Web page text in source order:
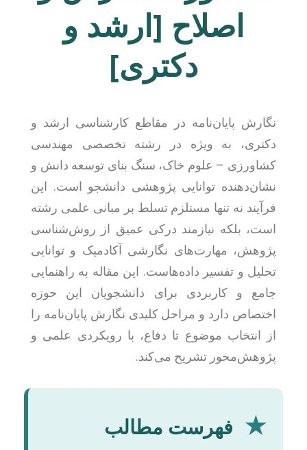
اصلاح [ارشد و
دکتری]
نگارش پایان‌نامه در مقاطع کارشناسی ارشد و
دکتری، به ویژه در رشته تخصصی مهندسی
کشاورزی – علوم خاک، سنگ بنای توسعه دانش و
نشان‌دهنده توانایی پژوهشی دانشجو است. این
فرآیند نه تنها مستلزم تسلط بر مبانی علمی رشته
است، بلکه نیازمند درکی عمیق از روش‌شناسی
پژوهش، مهارت‌های نگارشی آکادمیک و توانایی
تحلیل و تفسیر داده‌هاست. این مقاله به راهنمایی
جامع و کاربردی برای دانشجویان این حوزه
اختصاص دارد و مراحل کلیدی نگارش پایان‌نامه را
از انتخاب موضوع تا دفاع، با رویکردی علمی و
پژوهش‌محور تشریح می‌کند.
★ فهرست مطالب